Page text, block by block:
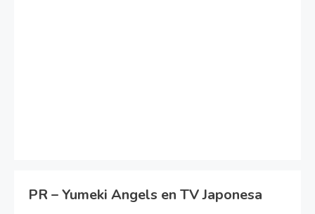
PR – Yumeki Angels en TV Japonesa